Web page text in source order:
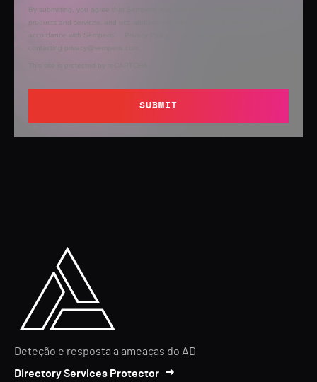
By submitting, you agree that Semperis may send you information regarding its
products and services, and use and process your personal information in
accordance with Semperis’
contacting privacy@semperis.com.
This site is protected by reCAPTCHA.
SUBMIT
Deteção e resposta a ameaças do AD
Directory Services Protector